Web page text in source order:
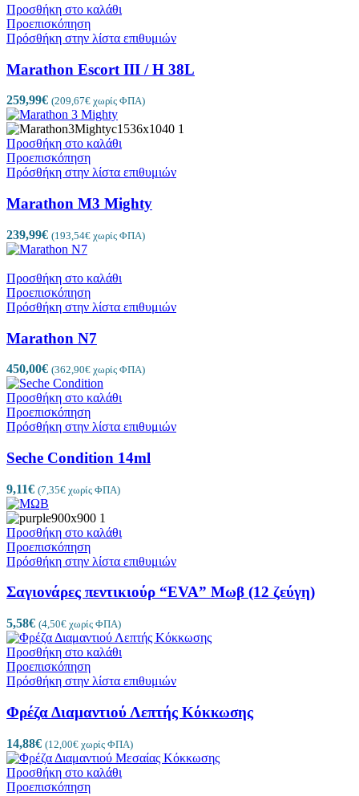
Προσθήκη στο καλάθι
Προεπισκόπηση
Πρόσθήκη στην λίστα επιθυμιών
Marathon Escort III / H 38L
259,99€ (209,67€ χωρίς ΦΠΑ)
Προσθήκη στο καλάθι
Προεπισκόπηση
Πρόσθήκη στην λίστα επιθυμιών
Marathon M3 Mighty
239,99€ (193,54€ χωρίς ΦΠΑ)
Προσθήκη στο καλάθι
Προεπισκόπηση
Πρόσθήκη στην λίστα επιθυμιών
Marathon N7
450,00€ (362,90€ χωρίς ΦΠΑ)
Προσθήκη στο καλάθι
Προεπισκόπηση
Πρόσθήκη στην λίστα επιθυμιών
Seche Condition 14ml
9,11€ (7,35€ χωρίς ΦΠΑ)
Προσθήκη στο καλάθι
Προεπισκόπηση
Πρόσθήκη στην λίστα επιθυμιών
Σαγιονάρες πεντικιούρ “EVA” Μωβ (12 ζεύγη)
5,58€ (4,50€ χωρίς ΦΠΑ)
Προσθήκη στο καλάθι
Προεπισκόπηση
Πρόσθήκη στην λίστα επιθυμιών
Φρέζα Διαμαντιού Λεπτής Κόκκωσης
14,88€ (12,00€ χωρίς ΦΠΑ)
Προσθήκη στο καλάθι
Προεπισκόπηση